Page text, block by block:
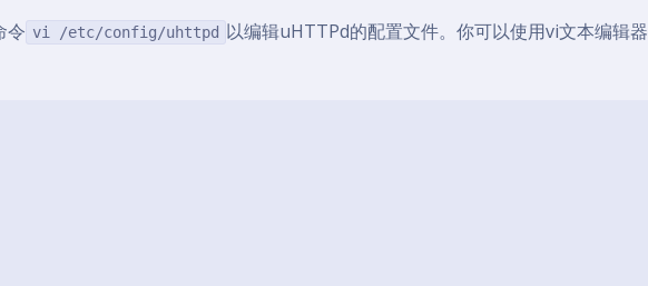
令 vi /etc/config/uhttpd 以编辑uHTTPd的配置文件。你可以使用vi文本编辑器